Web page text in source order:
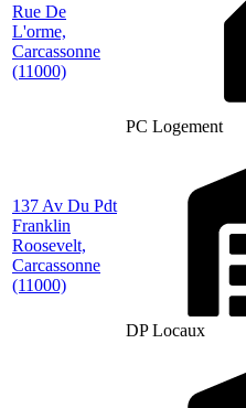
Rue De
L'orme,
Carcassonne
(11000)
PC Logement
137 Av Du Pdt
Franklin
Roosevelt,
Carcassonne
(11000)
DP Locaux